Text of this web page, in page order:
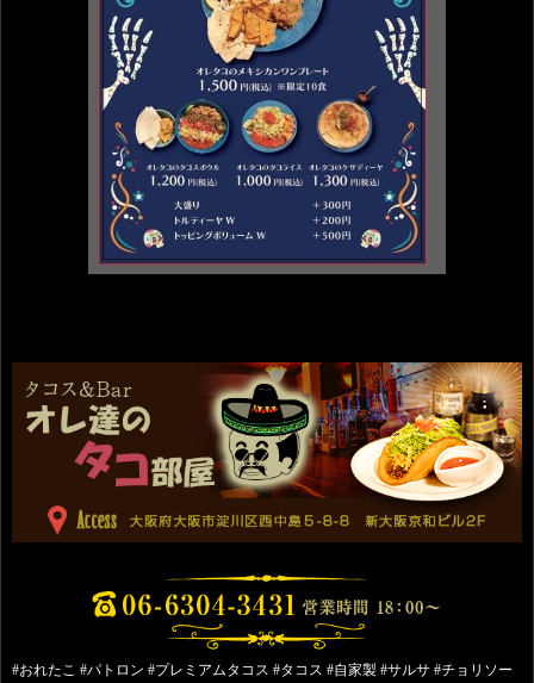
#おれたこ #パトロン #プレミアムタコス #タコス #自家製 #サルサ #チョリソー